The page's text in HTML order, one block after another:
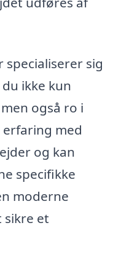
sig
ikke kun
også ro i
erfaring med
og kan
specifikke
moderne
et